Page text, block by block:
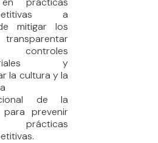
a
mitigar los
y
la cultura y la
de la
para prevenir
prácticas